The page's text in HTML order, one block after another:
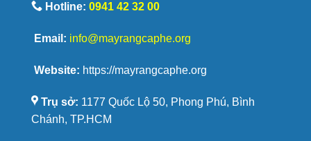
Hotline: 0941 42 32 00
Email: info@mayrangcaphe.org
Website: https://mayrangcaphe.org
Trụ sở: 1177 Quốc Lộ 50, Phong Phú, Bình
Chánh, TP.HCM